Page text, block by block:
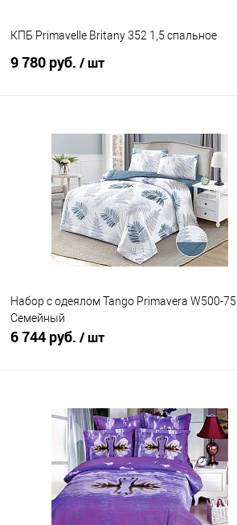
КПБ Primavelle Britany 352 1,5 спальное
9 780 руб. / шт
Купить в 1 клик
Сравнение
В избранное
В наличии
Набор с одеялом Tango Primavera W500-75
Семейный
6 744 руб. / шт
Купить в 1 клик
Сравнение
В избранное
В наличии